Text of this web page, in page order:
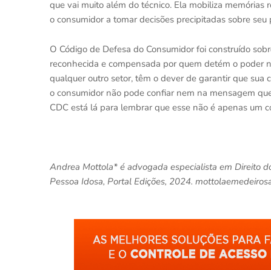
que vai muito além do técnico. Ela mobiliza
o consumidor a tomar decisões precipitadas sobre seu
O Código de Defesa do Consumidor foi construído
reconhecida e compensada por quem detém o poder
qualquer outro setor, têm o dever de garantir que sua
o consumidor não pode confiar nem na mensagem
CDC está lá para lembrar que esse não é apenas um
Andrea Mottola* é advogada especialista em Direito
Pessoa Idosa, Portal Edições, 2024.